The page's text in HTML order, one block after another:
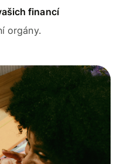
financí
orgány.